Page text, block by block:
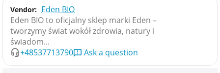
Vendor: Eden BIO
Eden BIO to oficjalny sklep marki Eden –
tworzymy świat wokół zdrowia, natury i
świadom...
+48537713790
Ask a question